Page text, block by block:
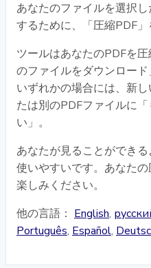
あなたのファイルを選択
するために、「圧縮PDF」
ツールはあなたのPDFを
のファイルをダウンロー
いずれかの場合には、新
たは別のPDFファイルに
い」。
あなたが見ることができ
使いやすいです。あなた
楽しみください。
他の言語： English,
Português, Español,